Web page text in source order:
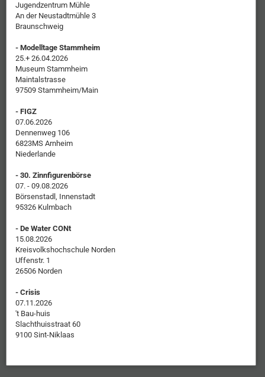
Jugendzentrum Mühle
An der Neustadtmühle 3
Braunschweig
- Modelltage Stammheim
25.+ 26.04.2026
Museum Stammheim
Maintalstrasse
97509 Stammheim/Main
- FIGZ
07.06.2026
Dennenweg 106
6823MS Arnheim
Niederlande
- 30. Zinnfigurenbörse
07. - 09.08.2026
Börsenstadl, Innenstadt
95326 Kulmbach
- De Water CONt
15.08.2026
Kreisvolkshochschule Norden
Uffenstr. 1
26506 Norden
- Crisis
07.11.2026
't Bau-huis
Slachthuisstraat 60
9100 Sint-Niklaas